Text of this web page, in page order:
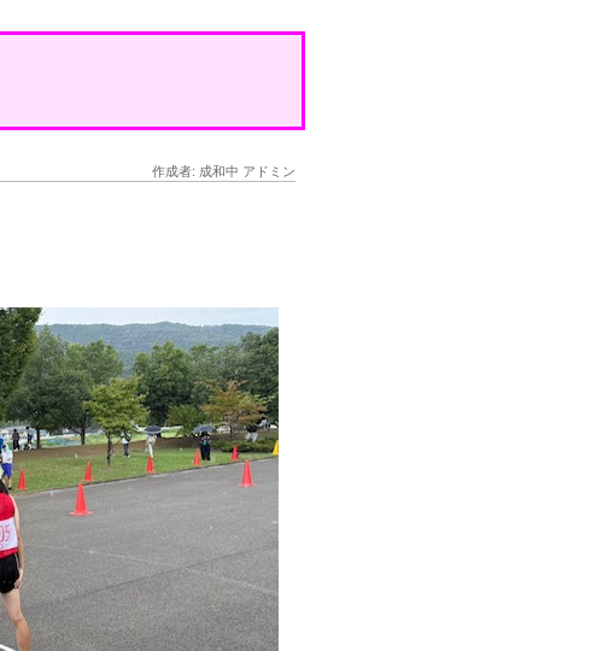
作成者: 成和中 アドミン